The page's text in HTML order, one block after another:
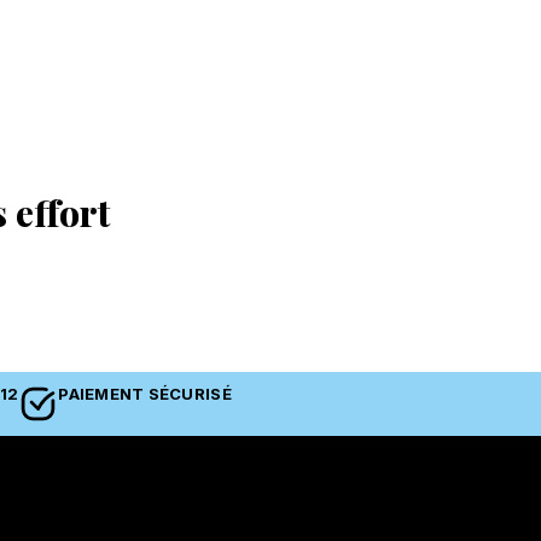
effort
PAIEMENT SÉCURISÉ